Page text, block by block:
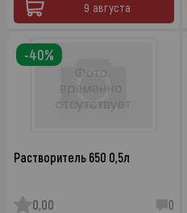
9 августа
Растворитель 650 0,5л
0,00 0
-40%